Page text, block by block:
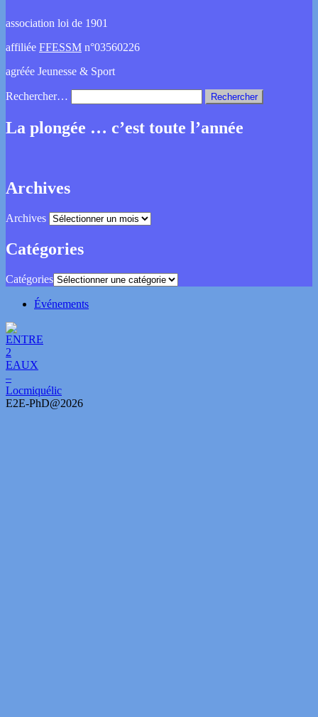
association loi de 1901
affiliée FFESSM n°03560226
agréée Jeunesse & Sport
Rechercher…
La plongée … c’est toute l’année
Archives
Archives
Catégories
Catégories
Événements
E2E-PhD@2026